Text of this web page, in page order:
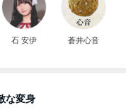
石 安伊 蒼井心音
な変身